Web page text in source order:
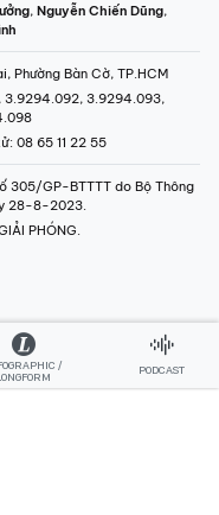
, Nguyễn Chiến Dũng,
Phường Bàn Cờ, TP.HCM
3.9294.092, 3.9294.093,
: 08 65 11 22 55
305/GP-BTTTT do Bộ Thông
28-8-2023.
PHÓNG.
/
PODCAST